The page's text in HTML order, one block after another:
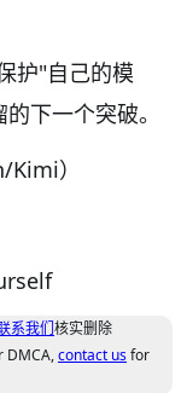
护"自己的模
下一个突破。
）
系我们核实删除
DMCA,contact usfor